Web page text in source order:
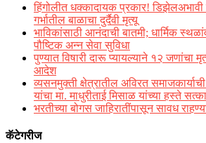
हिंगोलीत धक्कादायक प्रकार! डिझेलअभावी
गर्भातील बाळाचा दुर्दैवी मृत्यू
भाविकांसाठी आनंदाची बातमी; धार्मिक
पौष्टिक अन्न सेवा सुविधा
पुण्यात विषारी दारू प्यायल्याने १२ जणांचा
आदेश
व्यसनमुक्ती क्षेत्रातील अविरत
यांचा मा. माधुरीताई मिसाळ यांच्या हस्ते
भरतीच्या बोगस जाहिरातींपासून सावध
कॅटेगरीज